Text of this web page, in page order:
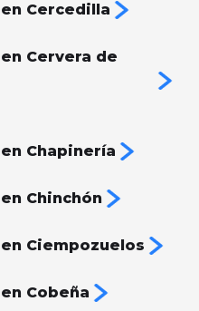
Cercedilla
Cervera de
Chapinería
Chinchón
Ciempozuelos
Cobeña